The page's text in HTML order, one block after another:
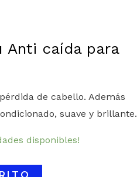
Anti caída para
de cabello. Además
suave y brillante.
disponibles!